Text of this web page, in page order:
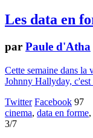
Les data en
par Paule d'Atha
Cette semaine dans la
Johnny Hallyday, c'est
Twitter Facebook 97
cinema, data en forme,
3/7